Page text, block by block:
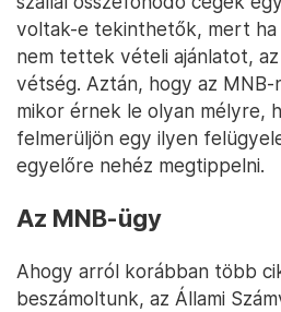
voltak-e tekinthetők, mert
nem tettek vételi ajánlatot,
vétség. Aztán, hogy az MNB-
mikor érnek le olyan mélyre,
felmerüljön egy ilyen
egyelőre nehéz megtippelni.
Az MNB-ügy
Ahogy arról korábban több
beszámoltunk, az Állami